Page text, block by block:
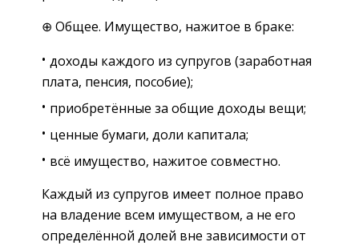
⊕ Общее. Имущество, нажитое в браке:
доходы каждого из супругов (заработная
плата, пенсия, пособие);
приобретённые за общие доходы вещи;
ценные бумаги, доли капитала;
всё имущество, нажитое совместно.
Каждый из супругов имеет полное право
на владение всем имуществом, а не его
определённой долей вне зависимости от